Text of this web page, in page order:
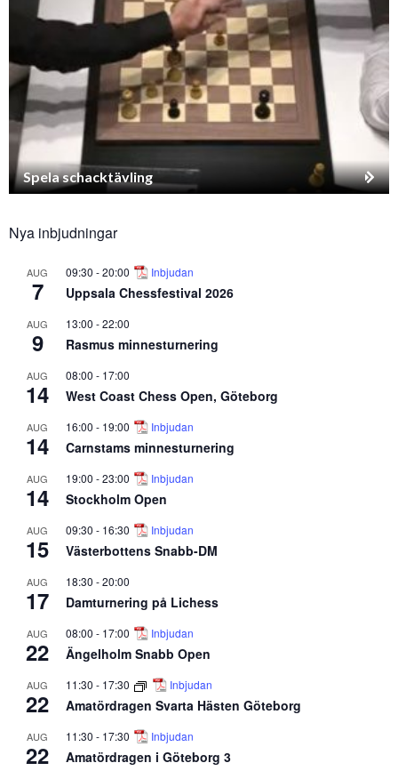
Spela schacktävling
Nya inbjudningar
AUG
7
09:30 -20:00 Inbjudan
Uppsala Chessfestival 2026
AUG
9
13:00 -22:00
Rasmus minnesturnering
AUG
14
08:00 - 17:00
West Coast Chess Open, Göteborg
AUG
14
16:00 - 19:00 Inbjudan
Carnstams minnesturnering
AUG
14
19:00 -23:00 Inbjudan
Stockholm Open
AUG
15
09:30 - 16:30 Inbjudan
Västerbottens Snabb-DM
AUG
17
18:30 -20:00
Damturnering på Lichess
AUG
22
08:00 - 17:00 Inbjudan
Ängelholm Snabb Open
AUG
22
11:30 - 17:30 Inbjudan
Amatördragen Svarta Hästen Göteborg
AUG
22
11:30 - 17:30 Inbjudan
Amatördragen i Göteborg 3